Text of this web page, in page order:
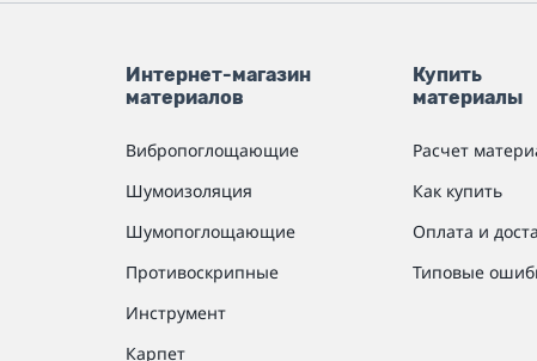
Интернет-магазин
материалов
Вибропоглощающие
Шумоизоляция
Шумопоглощающие
Противоскрипные
Инструмент
Карпет
Купить
материалы
Расчет
Как купить
Оплата и
Типовые